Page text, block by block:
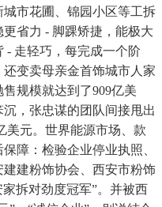
市花圃、锦园小区等工拆
省力 - 脚踝矫捷，能极大
- 走轻巧，每完成一个阶
变卖母亲金首饰城市人家
规模就达到了909亿美
，张忠谋的团队间接甩出
美元。世界能源市场、款
障：检验企业停业执照、
建粉饰协会、西安市粉饰
拆对劲度冠军”。并被西